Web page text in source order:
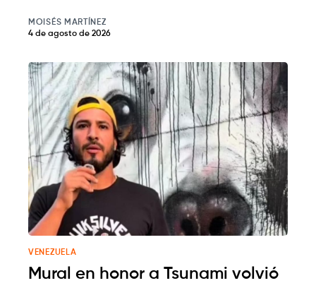
MOISÉS MARTÍNEZ
4 de agosto de 2026
VENEZUELA
Mural en honor a Tsunami volvió